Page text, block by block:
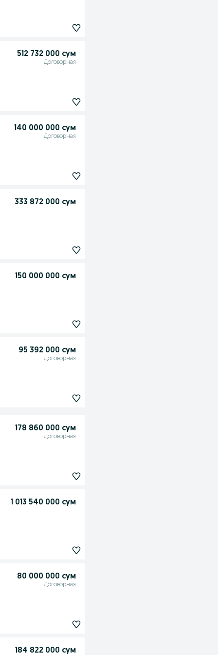
512 732 000 сум
Договорная
140 000 000 сум
Договорная
333 872 000 сум
150 000 000 сум
95 392 000 сум
Договорная
178 860 000 сум
Договорная
1 013 540 000 сум
80 000 000 сум
Договорная
184 822 000 сум